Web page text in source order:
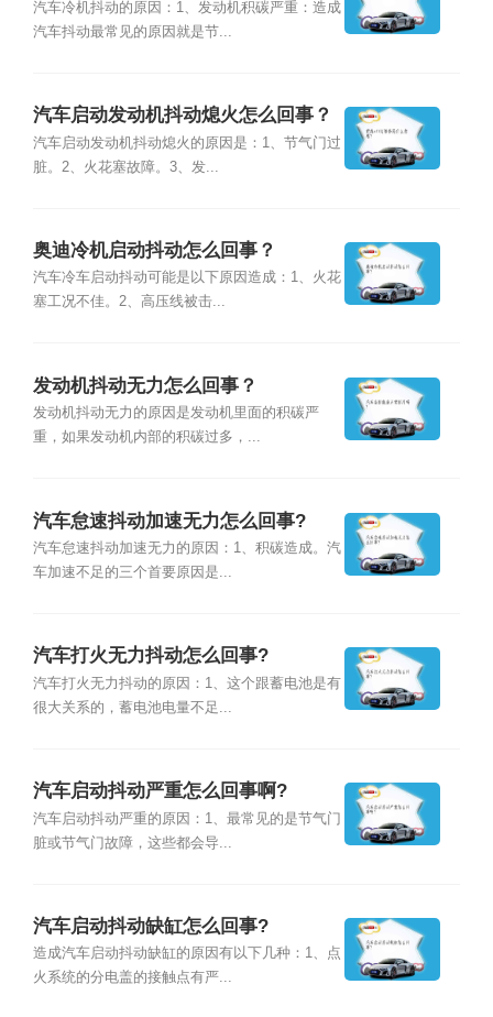
汽车冷机抖动的原因：1、发动机积碳严重：造成
汽车抖动最常见的原因就是节...
汽车启动发动机抖动熄火怎么回事？
汽车启动发动机抖动熄火的原因是：1、节气门过
脏。2、火花塞故障。3、发...
奥迪冷机启动抖动怎么回事？
汽车冷车启动抖动可能是以下原因造成：1、火花
塞工况不佳。2、高压线被击...
发动机抖动无力怎么回事？
发动机抖动无力的原因是发动机里面的积碳严
重，如果发动机内部的积碳过多，...
汽车怠速抖动加速无力怎么回事?
汽车怠速抖动加速无力的原因：1、积碳造成。汽
车加速不足的三个首要原因是...
汽车打火无力抖动怎么回事?
汽车打火无力抖动的原因：1、这个跟蓄电池是有
很大关系的，蓄电池电量不足...
汽车启动抖动严重怎么回事啊?
汽车启动抖动严重的原因：1、最常见的是节气门
脏或节气门故障，这些都会导...
汽车启动抖动缺缸怎么回事?
造成汽车启动抖动缺缸的原因有以下几种：1、点
火系统的分电盖的接触点有严...